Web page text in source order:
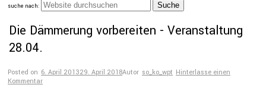
suche nach:
Die Dämmerung vorbereiten - Veranstaltung
28.04.
Posted on 6. April 201329. April 2018Autor so_ko_wpt Hinterlasse einen
Kommentar